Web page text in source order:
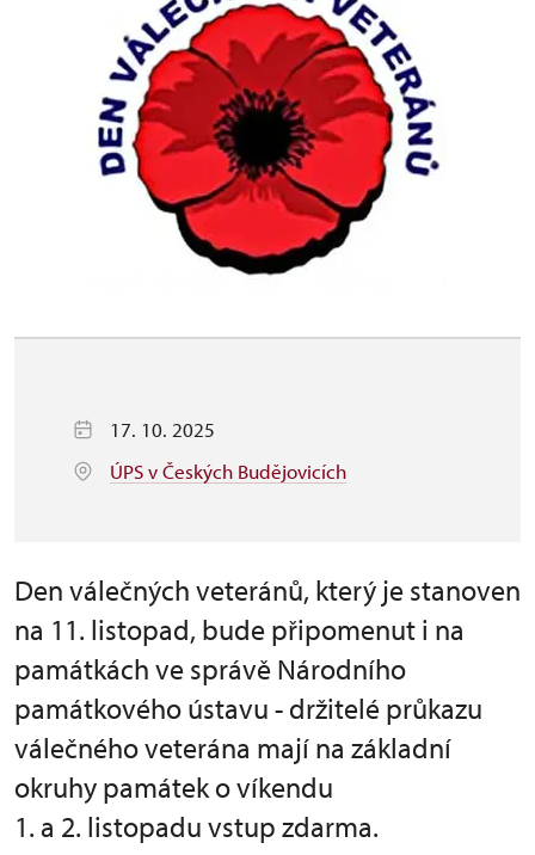
17. 10. 2025
ÚPS v Českých Budějovicích
Den válečných veteránů, který je stanoven
na 11. listopad, bude připomenut i na
památkách ve správě Národního
památkového ústavu - držitelé průkazu
válečného veterána mají na základní
okruhy památek o víkendu
1. a 2. listopadu vstup zdarma.